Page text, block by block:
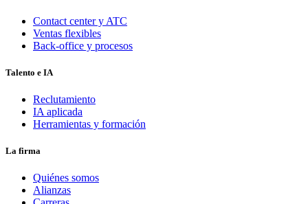
Contact center y ATC
Ventas flexibles
Back-office y procesos
Talento e IA
Reclutamiento
IA aplicada
Herramientas y formación
La firma
Quiénes somos
Alianzas